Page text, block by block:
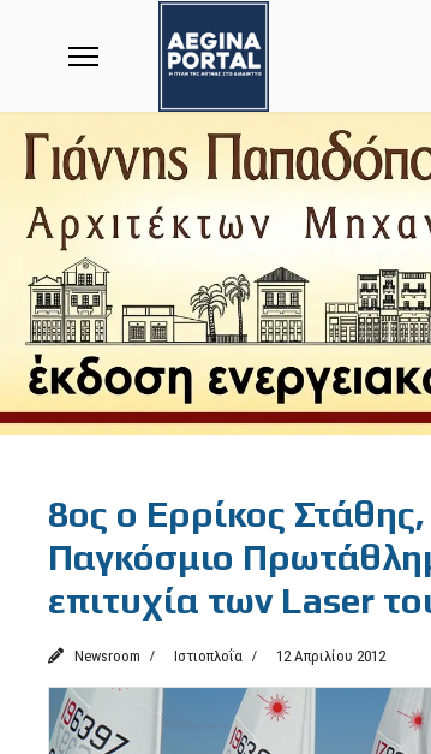
8ος ο Ερρίκος
Παγκόσμιο
επιτυχία των Laser
Newsroom Ιστιοπλοΐα 12 Απριλίου 2012